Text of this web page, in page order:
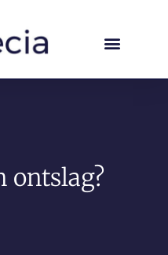
ontslag?